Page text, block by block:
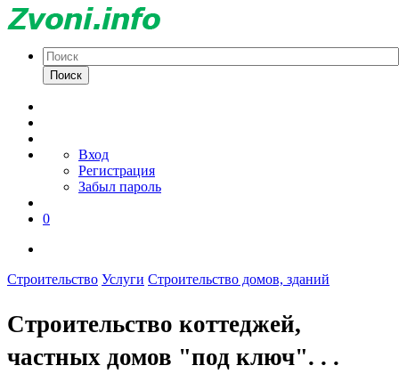
Поиск
Вход
Регистрация
Забыл пароль
0
Строительство Услуги Строительство домов, зданий
Строительство коттеджей,
частных домов "под ключ". . .